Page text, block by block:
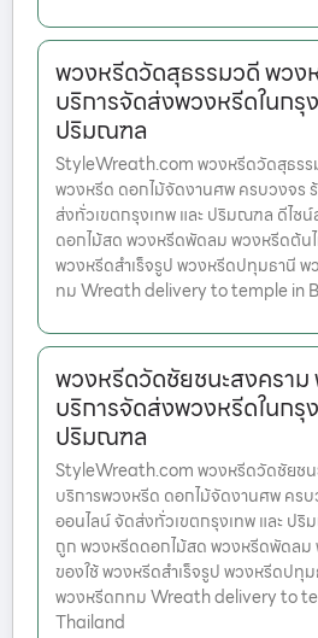
พวงหรีดวัดสุธรรมวดี พวง
บริการจัดส่งพวงหรีดในกรุ
ปริมณฑล
StyleWreath.com พวงหรีดวัดสุธรร
พวงหรีด ดอกไม้จัดงานศพ ครบวงจร
ส่งทั่วเขตกรุงเทพ และ ปริมณฑล ดีไซ
ดอกไม้สด พวงหรีดพัดลม พวงหรีดต้น
พวงหรีดสำเร็จรูป พวงหรีดปทุมธานี
ทม Wreath delivery to temple in
พวงหรีดวัดชัยชนะสงครา
บริการจัดส่งพวงหรีดในกรุ
ปริมณฑล
StyleWreath.com พวงหรีดวัดชัยชน
บริการพวงหรีด ดอกไม้จัดงานศพ คร
ออนไลน์ จัดส่งทั่วเขตกรุงเทพ และ ปริ
ถูก พวงหรีดดอกไม้สด พวงหรีดพัดลม
ของใช้ พวงหรีดสำเร็จรูป พวงหรีดปทุ
พวงหรีดกทม Wreath delivery to
Thailand